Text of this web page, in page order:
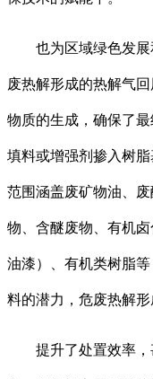
也为区域绿色发展
废热解形成的热解气
物质的生成，确保了
填料或增强剂掺入树
范围涵盖废矿物油、
物、含醚废物、有机
油漆）、有机类树脂等
料的潜力，危废热解形
提升了处置效率，